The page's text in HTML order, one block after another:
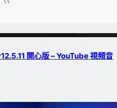
開心版 – YouTube 視頻音